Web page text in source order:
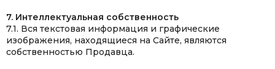
7. Интеллектуальная собственность
7.1. Вся текстовая информация и графические
изображения, находящиеся на Сайте, являются
собственностью Продавца.